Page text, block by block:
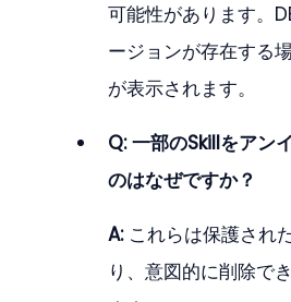
可能性があります。
ージョンが存在する
が表示されます。
Q: 一部のSkillをアン
のはなぜですか？
A: これらは保護され
り、意図的に削除で